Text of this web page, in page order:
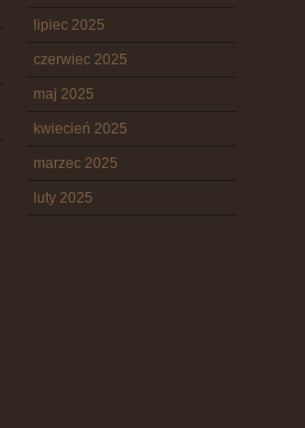
lipiec 2025
czerwiec 2025
maj 2025
kwiecień 2025
marzec 2025
luty 2025